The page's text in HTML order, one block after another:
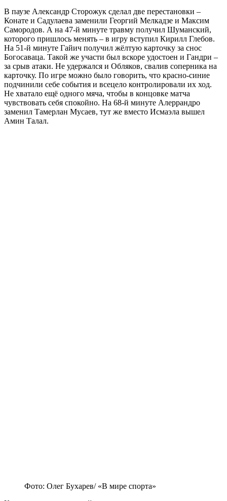
В паузе Александр Сторожук сделал две перестановки –
Конате и Садулаева заменили Георгий Мелкадзе и Максим
Самородов. А на 47-й минуте травму получил Шуманский,
которого пришлось менять – в игру вступил Кирилл Глебов.
На 51-й минуте Гайич получил жёлтую карточку за снос
Богосаваца. Такой же участи был вскоре удостоен и Гандри –
за срыв атаки. Не удержался и Обляков, свалив соперника на
карточку. По игре можно было говорить, что красно-синие
подчинили себе события и всецело контролировали их ход.
Не хватало ещё одного мяча, чтобы в концовке матча
чувствовать себя спокойно. На 68-й минуте Алеррандро
заменил Тамерлан Мусаев, тут же вместо Исмаэла вышел
Амин Талал.
Фото: Олег Бухарев/ «В мире спорта»